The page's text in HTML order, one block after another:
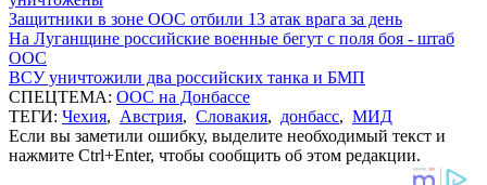
Защитники в зоне ООС отбили 13 атак врага за день
На Луганщине российские военные бегут с поля боя - штаб
ООС
ВСУ уничтожили два российских танка и БМП
СПЕЦТЕМА: ООС на Донбассе
ТЕГИ: Чехия, Австрия, Словакия, донбасс, МИД
Если вы заметили ошибку, выделите необходимый текст и
нажмите Ctrl+Enter, чтобы сообщить об этом редакции.